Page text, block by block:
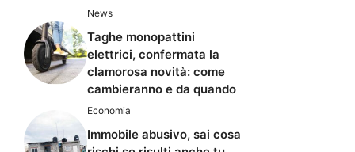
News
Taghe monopattini
elettrici, confermata la
clamorosa novità: come
cambieranno e da quando
Economia
Immobile abusivo, sai cosa